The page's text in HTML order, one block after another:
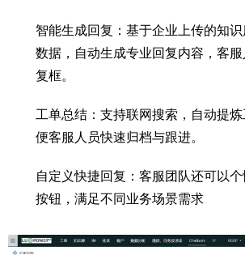
智能生成回复：基于企业上传的知
数据，自动生成专业回复内容，客
复框。
工单总结：支持联网搜索，自动提
便客服人员快速归档与跟进。
自定义快捷回复：客服团队还可以
按钮，满足不同业务场景需求